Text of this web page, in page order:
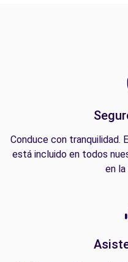
Conduce con tranquilidad.
está incluido en todos
en